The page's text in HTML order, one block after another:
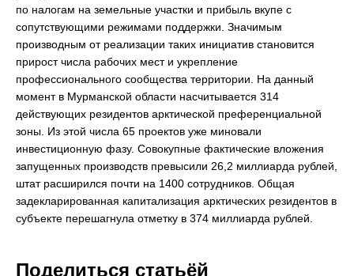
по налогам на земельные участки и прибыль вкупе с
сопутствующими режимами поддержки. Значимым
производным от реализации таких инициатив становится
прирост числа рабочих мест и укрепление
профессионального сообщества территории. На данный
момент в Мурманской области насчитывается 314
действующих резидентов арктической преференциальной
зоны. Из этой числа 65 проектов уже миновали
инвестиционную фазу. Совокупные фактические вложения
запущенных производств превысили 26,2 миллиарда рублей,
штат расширился почти на 1400 сотрудников. Общая
задекларированная капитализация арктических резидентов в
субъекте перешагнула отметку в 374 миллиарда рублей.
Поделиться статьёй